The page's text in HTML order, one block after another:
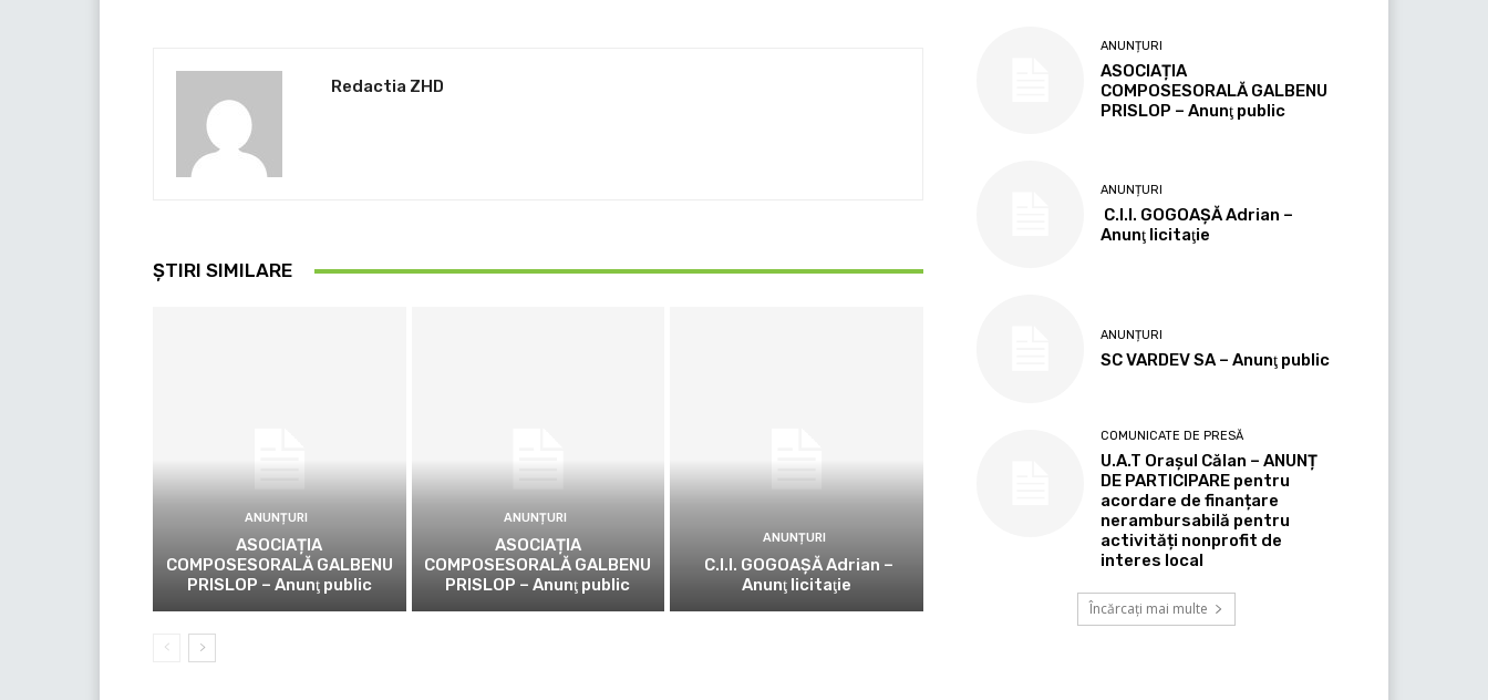
Redactia ZHD
ȘTIRI SIMILARE
ANUNȚURI
ASOCIAȚIA
COMPOSESORALĂ GALBENU
PRISLOP – Anunţ public
ANUNȚURI
ASOCIAȚIA
COMPOSESORALĂ GALBENU
PRISLOP – Anunţ public
ANUNȚURI
C.I.I. GOGOAŞĂ Adrian –
Anunţ licitaţie
ANUNȚURI
ASOCIAȚIA
COMPOSESORALĂ GALBENU
PRISLOP – Anunţ public
ANUNȚURI
C.I.I. GOGOAŞĂ Adrian –
Anunţ licitaţie
ANUNȚURI
SC VARDEV SA – Anunţ public
COMUNICATE DE PRESĂ
U.A.T Orașul Călan – ANUNȚ
DE PARTICIPARE pentru
acordare de finanțare
nerambursabilă pentru
activități nonprofit de
interes local
Încărcați mai multe